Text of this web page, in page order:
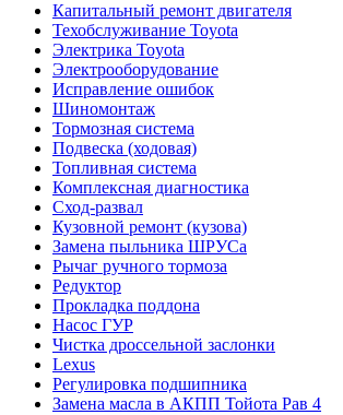
Капитальный ремонт двигателя
Техобслуживание Toyota
Электрика Toyota
Электрооборудование
Исправление ошибок
Шиномонтаж
Тормозная система
Подвеска (ходовая)
Топливная система
Комплексная диагностика
Сход-развал
Кузовной ремонт (кузова)
Замена пыльника ШРУСа
Рычаг ручного тормоза
Редуктор
Прокладка поддона
Насос ГУР
Чистка дроссельной заслонки
Lexus
Регулировка подшипника
Замена масла в АКПП Тойота Рав 4